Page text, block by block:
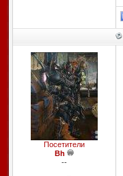
Посетители
Bh
--